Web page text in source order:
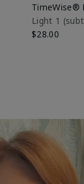
TimeWise®
Light 1​
$28.00